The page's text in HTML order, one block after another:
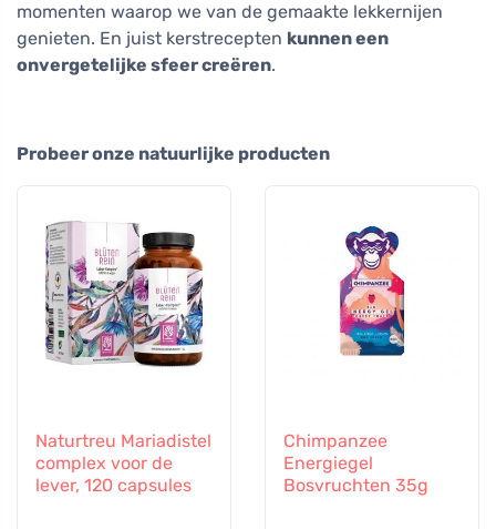
momenten waarop we van de gemaakte lekkernijen
genieten. En juist kerstrecepten kunnen een
onvergetelijke sfeer creëren.
Probeer onze natuurlijke producten
Naturtreu Mariadistel
complex voor de
lever, 120 capsules
Chimpanzee
Energiegel
Bosvruchten 35g